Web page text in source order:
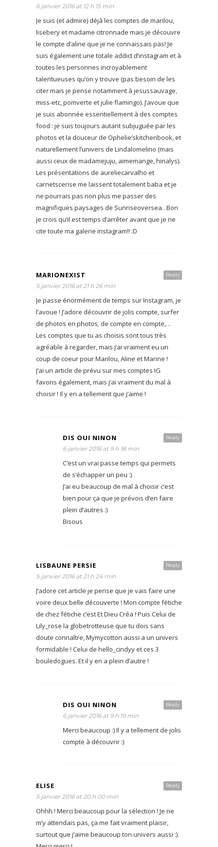
6 janvier 2016 at 12 h 15 min
Je suis (et admire) déjà les comptes de marilou,
lisebery et madame citronnade mais je découvre
le compte d’aline que je ne connaissais pas! Je
suis également une totale addict d’instagram et à
toutes les personnes incroyablement
talentueuses qu’on y trouve (pas besoin de les
citer mais je pense notamment à jesussauvage,
miss-etc, pomverte et julie flamingo). J’avoue que
je suis abonnée essentiellement à des comptes
food : je suis toujours autant subjuguée par les
photos et la douceur de Ophelie’skitchenbook, et
naturellement l’univers de Lindalomelino (mais
aussi ceux de madamejuju, aimemange, hinalys).
Les présentations de aureliecarvalho et
carnetscerise me laissent totalement baba et je
ne pourrais pas non plus me passer des
magnifiques paysages de Sunriseoversea.. Bon
je crois qu’il est temps d’arrêter avant que je ne
cite toute ma galerie instagram!! :D
Reply
MARIONEXIST
5 janvier 2016 at 21 h 26 min
Je passe énormément de temps sur Instagram, je
l’avoue ! J’adore découvrir de jolis compte, surfer
de photos en photos, de compte en compte,…
Les comptes que tu as choisis sont tous très
agréable à regarder, mais j’ai vraiment eu un
coup de coeur pour Marilou, Aline et Marine !
J’ai un article de prévu sur mes comptes IG
favoris également, mais j’ai vraiment du mal à
choisir ! Il y en a tellement que j’aime !
Reply
DIS OUI NINON
6 janvier 2016 at 9 h 18 min
C’est un vrai passe temps qui permets
de s’échapper un peu :)
J’ai eu beaucoup de mal à choisir c’est
bien pour ça que je prévois d’en faire
plein d’autres :)
Bisous
Reply
LISBAUNE PERSIE
5 janvier 2016 at 21 h 24 min
J’adore cet article je pense que je vais faire une
voire deux belle découverte ! Mon compte fétiche
de chez fétiche c’est Et Dieu Créa ! Puis Celui de
Lily_rose la globetrotteuse que tu dois sans
doute connaître, Mymycotton aussi a un univers
formidable ! Celui de hello_cindyy et ces 3
bouledogues. Et il y en a plein d’autre !
Reply
DIS OUI NINON
6 janvier 2016 at 9 h 19 min
Merci beaucoup :) Il y a tellement de jolis
compte à découvrir :)
Reply
ELISE
5 janvier 2016 at 20 h 00 min
Ohhh ! Merci beaucoup pour la sélection ! Je ne
m’y attendais pas, ça me fait vraiment plaisir,
surtout que j’aime beaucoup ton univers aussi :).